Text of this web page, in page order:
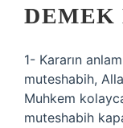
DEMEK
1- Kararın
muteshabih,
Muhkem
muteshabih